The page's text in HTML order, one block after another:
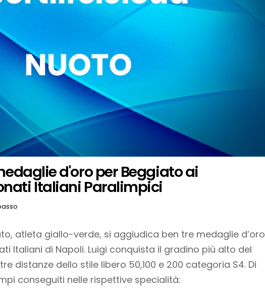
d'oro per Beggiato ai
Italiani Paralimpici
atleta giallo-verde, si aggiudica ben tre medaglie d’oro
Italiani di Napoli. Luigi conquista il gradino più alto del
distanze dello stile libero 50,100 e 200 categoria S4. Di
conseguiti nelle rispettive specialità: